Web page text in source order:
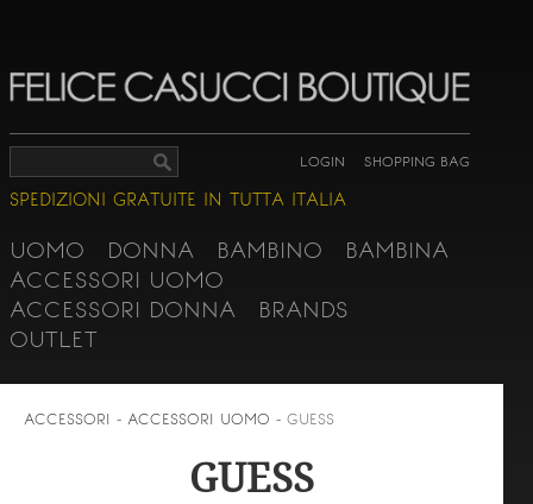
SPEDIZIONI GRATUITE IN TUTTA ITALIA
LOGIN SHOPPING BAG
UOMO DONNA BAMBINO
BAMBINA
ACCESSORI UOMO
ACCESSORI DONNA
BRANDS
OUTLET
ACCESSORI - ACCESSORI UOMO - GUESS
GUESS